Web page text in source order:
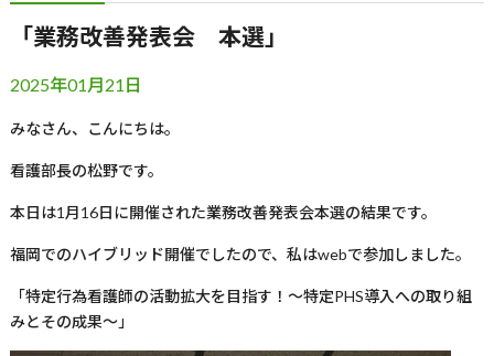
「業務改善発表会 本選」
2025年01月21日
みなさん、こんにちは。
看護部長の松野です。
本日は1月16日に開催された業務改善発表会本選の結果です。
福岡でのハイブリッド開催でしたので、私はwebで参加しました。
「特定行為看護師の活動拡大を目指す！～特定PHS導入への取り組
みとその成果～」